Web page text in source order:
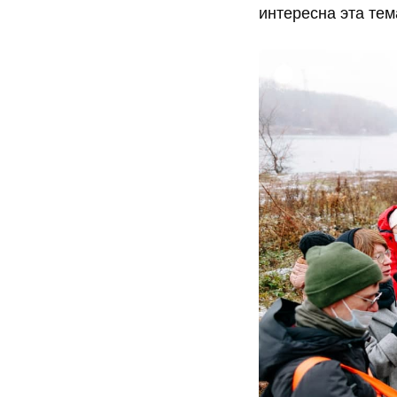
интересна эта